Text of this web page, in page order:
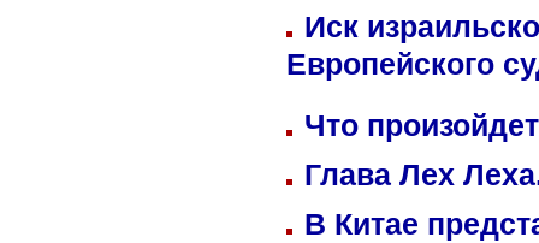
Иск
Европейского
Что
Глава Лех
В Китае